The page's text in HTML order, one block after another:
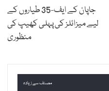
جاپان کے ایف-35 طیاروں کے
لیے میزائلز کی پہلی کھیپ کی
منظوری
مصنف سے زیادہ